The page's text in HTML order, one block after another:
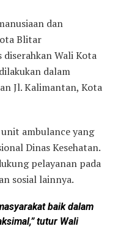
dan
Blitar
Wali Kota
dalam
Jl. Kalimantan, Kota
ambulance yang
Dinas Kesehatan.
pelayanan pada
sosial lainnya.
baik dalam
tutur Wali